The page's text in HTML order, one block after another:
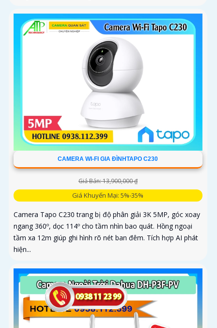
CAMERA WI-FI GIA ĐÌNHTAPO C230
Giá Bán: 13,900,000 ₫
Giá Khuyến Mại: 5%-35%
Camera Tapo C230 trang bị độ phân giải 3K 5MP, góc xoay
ngang 360º, dọc 114º cho tầm nhìn bao quát. Hồng ngoại
tầm xa 12m giúp ghi hình rõ nét ban đêm. Tích hợp AI phát
hiện...